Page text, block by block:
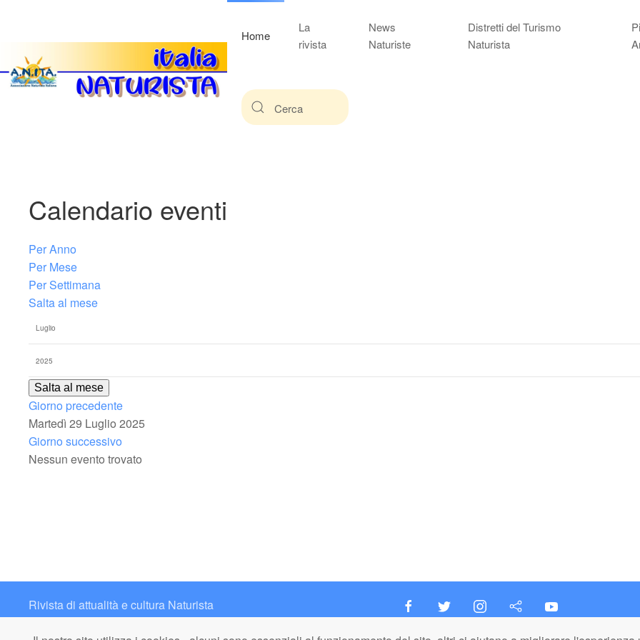
Home
La
rivista
News
Naturiste
Distretti del Turismo
Naturista
Calendario eventi
Per Anno
Per Mese
Per Settimana
Salta al mese
Salta al mese
Giorno precedente
Martedì 29 Luglio 2025
Giorno successivo
Nessun evento trovato
Rivista di attualità e cultura Naturista
Contatto: redazione@italianaturista.it